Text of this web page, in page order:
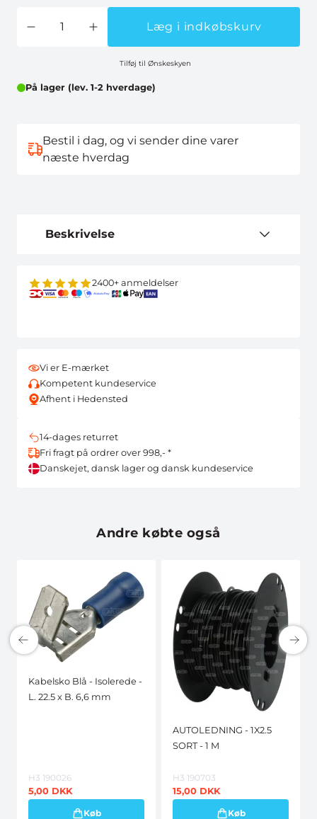
Læg i indkøbskurv
Tilføj til Ønskeskyen
På lager (lev. 1-2 hverdage)
Bestil i dag, og vi sender dine varer
næste hverdag
Beskrivelse
2400+ anmeldelser
Vi er E-mærket
Kompetent kundeservice
Afhent i Hedensted
14-dages returret
Fri fragt på ordrer over 998,- *
Danskejet, dansk lager og dansk kundeservice
Andre købte også
Kabelsko Blå - Isolerede -
L. 22.5 x B. 6,6 mm
H3 190026
5,00 DKK
Køb
AUTOLEDNING - 1X2.5
SORT - 1 M
H3 190703
15,00 DKK
Køb